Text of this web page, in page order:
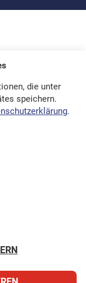
die unter
speichern.
.